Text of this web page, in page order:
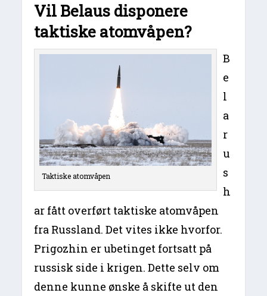
Vil Belaus disponere
taktiske atomvåpen?
Taktiske atomvåpen
B
e
l
a
r
u
s
h
ar fått overført taktiske atomvåpen
fra Russland. Det vites ikke hvorfor.
Prigozhin er ubetinget fortsatt på
russisk side i krigen. Dette selv om
denne kunne ønske å skifte ut den